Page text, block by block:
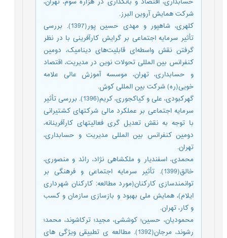
شرکت همایش آروین البرز.
کلهری، شاهپور و مهدی حسین پور(1397). بررسی
تأثیر سرمایه اجتماعی بر گرایش کارآفرینی با در نظر
گرفتن نقش واسطه‌ای قابلیت‌های دینامیک، دومین
کنفرانس بین المللی تحولات نوین در مدیریت، اقتصاد
و حسابداری، تهران، موسسه آموزش عالی علامه
خویی(ره) شرکت بین المللی کوش.
گهرکبودی، علی و کیاکجوری، کریم(1396). بررسی تأثیر
سرمایه اجتماعی بر عملکرد مالی شرکتهای کشتیرانی
با توجه به نقش تعدیل گری فعالیتهای کارآفرینانه،
دومین کنفرانس بین المللی مدیریت و حسابداری،
تهران.
محمدی، اسفندیار و ملکشاهی نژاد، رائد و منصوری،
خالق(1399). تأثیر سرمایه اجتماعی و فرهنگی بر
توانمندسازی کارکنان(مورد مطالعه: کارکنان شهرداری
ایلام)، همایش ملی بهبود و بازسازی سازمان و کسب
و کار، تهران.
محمودیان، حسین؛ کوششی، مجید؛ ترکاشوند، محمد؛
رشوند، مرجان(1392). مطالعه ی تطبیقی ویژگی های